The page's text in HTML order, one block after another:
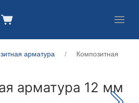
арматура
Композитная
арматура 12 мм